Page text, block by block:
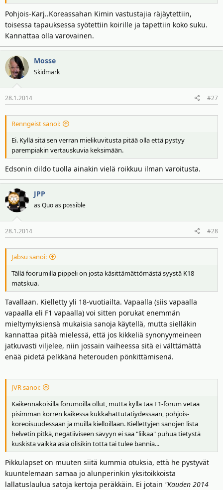
Pohjois-Karj..Koreassahan Kimin vastustajia räjäytettiin,
toisessa tapauksessa syötettiin koirille ja tapettiin koko suku.
Kannattaa olla varovainen.
Mosse
Skidmark
28.1.2014 #27
Renngeist sanoi:
Ei. Kyllä sitä sen verran mielikuvitusta pitää olla että pystyy
parempiakin vertauskuvia keksimään.
Edsonin dildo tuolla ainakin vielä roikkuu ilman varoitusta.
JPP
as Quo as possible
28.1.2014 #28
Jabsu sanoi:
Tällä foorumilla pippeli on josta käsittämättömästä syystä K18
matskua.
Tavallaan. Kielletty yli 18-vuotiailta. Vapaalla (siis vapaalla
vapaalla eli F1 vapaalla) voi sitten porukat enemmän
mieltymyksiensä mukaisia sanoja käytellä, mutta sielläkin
kannattaa pitää mielessä, että jos kikkeliä synonyymeineen
jatkuvasti viljelee, niin jossain vaiheessa sitä ei välttämättä
enää pidetä pelkkänä heterouden pönkittämisenä.
JVR sanoi:
Kaikennäköisillä forumoilla ollut, mutta kyllä tää F1-forum vetää
pisimmän korren kaikessa kukkahattutätiydessään, pohjois-
koreoisuudessaan ja muilla kielloillaan. Kiellettyjen sanojen lista
helvetin pitkä, negatiiviseen sävyyn ei saa "liikaa" puhua tietystä
kuskista vaikka asia olisikin totta tai tulee bannia...
Pikkulapset on muuten siitä kummia otuksia, että he pystyvät
kuuntelemaan samaa jo alunperinkin yksitoikkoista
lallatuslaulua satoja kertoja peräkkäin. Ei jotain "Kauden 2014